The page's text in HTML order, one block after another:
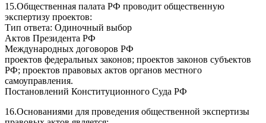
15.Общественная палата РФ проводит общественную
экспертизу проектов:
Тип ответа: Одиночный выбор
Актов Президента РФ
Международных договоров РФ
проектов федеральных законов; проектов законов субъектов
РФ; проектов правовых актов органов местного
самоуправления.
Постановлений Конституционного Суда РФ
16.Основаниями для проведения общественной экспертизы